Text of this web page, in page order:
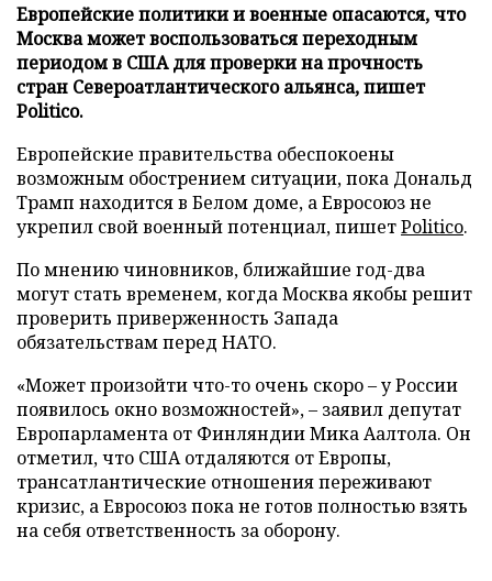
Европейские политики и военные опасаются, что
Москва может воспользоваться переходным
периодом в США для проверки на прочность
стран Североатлантического альянса, пишет
Politico.
Европейские правительства обеспокоены
возможным обострением ситуации, пока Дональд
Трамп находится в Белом доме, а Евросоюз не
укрепил свой военный потенциал, пишетPolitico.
По мнению чиновников, ближайшие год-два
могут стать временем, когда Москва якобы решит
проверить приверженность Запада
обязательствам перед НАТО.
«Может произойти что-то очень скоро – у России
появилось окно возможностей», – заявил депутат
Европарламента от Финляндии Мика Аалтола. Он
отметил, что США отдаляются от Европы,
трансатлантические отношения переживают
кризис, а Евросоюз пока не готов полностью взять
на себя ответственность за оборону.